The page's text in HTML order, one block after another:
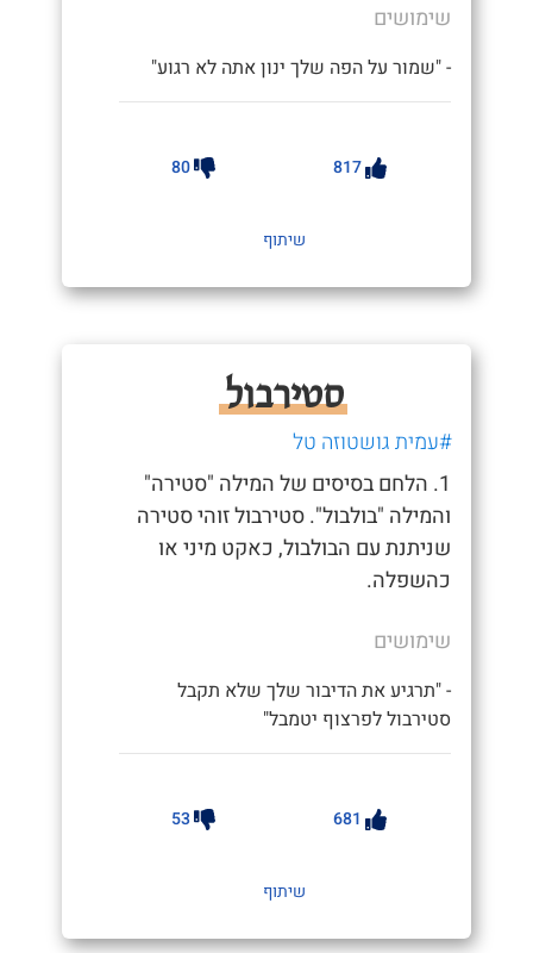
שימושים
- "שמור על הפה שלך ינון אתה לא רגוע"
817
80
שיתוף
סטירבול
#עמית גושטוזה טל
1. הלחם בסיסים של המילה "סטירה"
והמילה "בולבול". סטירבול זוהי סטירה
שניתנת עם הבולבול, כאקט מיני או
כהשפלה.
שימושים
- "תרגיע את הדיבור שלך שלא תקבל
סטירבול לפרצוף יטמבל"
681
53
שיתוף